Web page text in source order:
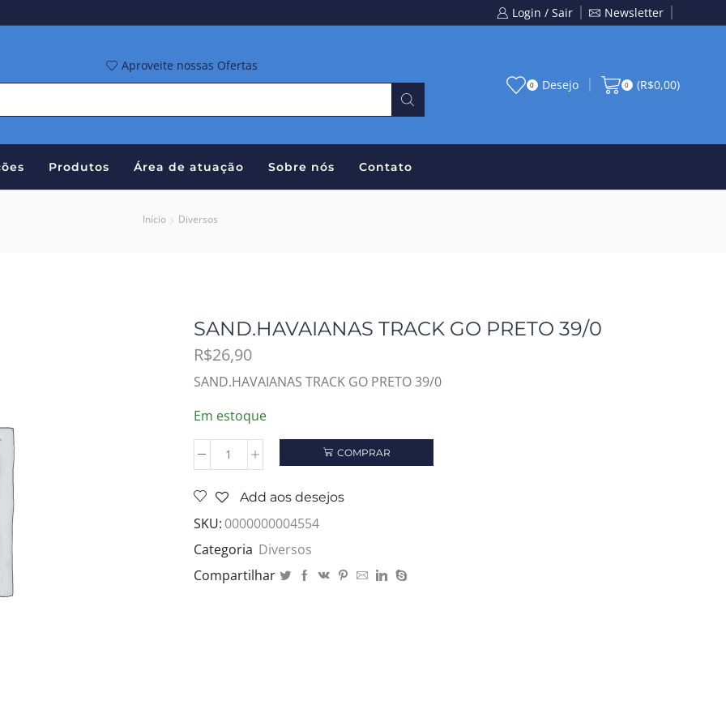
Login / Sair Newsletter
Aproveite nossas Ofertas
0 Desejo 0 (R$0,00)
Produtos Área de atuação Sobre nós Contato
Início Diversos
SAND.HAVAIANAS TRACK GO PRETO 39/0
R$26,90
SAND.HAVAIANAS TRACK GO PRETO 39/0
Em estoque
SAND.HAVAIANAS
GO
39/0
quantidade
COMPRAR
Add aos desejos
SKU: 0000000004554
Categoria Diversos
Compartilhar